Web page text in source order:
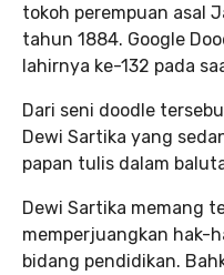
tokoh perempuan asal
tahun 1884. Google
lahirnya ke-132 pada
Dari seni doodle
Dewi Sartika yang
papan tulis dalam
Dewi Sartika memang
memperjuangkan hak-
bidang pendidikan.